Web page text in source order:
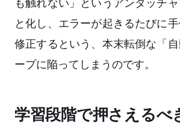
も触れない」というアンタッチ
と化し、エラーが起きるたびに
修正するという、本末転倒な「
ープに陥ってしまうのです。
学習段階で押さえるべ